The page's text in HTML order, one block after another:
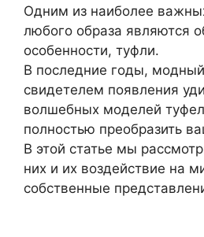
Одним из наиболее
любого образа являются
особенности, туфли.
В последние годы,
свидетелем появления
волшебных моделей
полностью преобразить
В этой статье мы
них и их воздействие на
собственные